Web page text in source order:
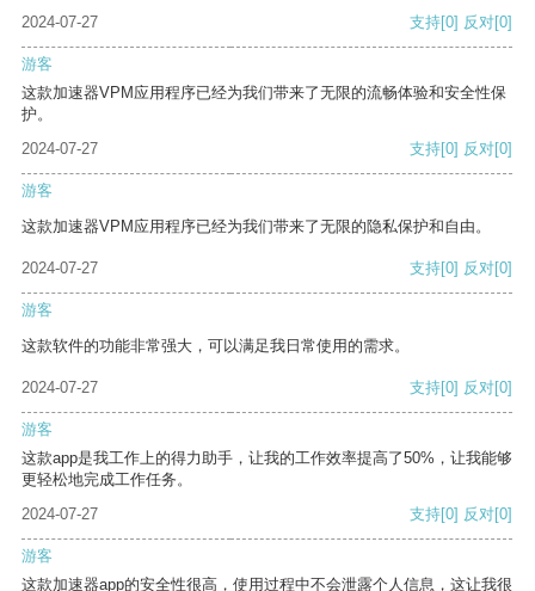
2024-07-27
支持[0] 反对[0]
游客
这款加速器VPM应用程序已经为我们带来了无限的流畅体验和安全性保
护。
2024-07-27
支持[0] 反对[0]
游客
这款加速器VPM应用程序已经为我们带来了无限的隐私保护和自由。
2024-07-27 支持[0] 反对[0]
游客
这款软件的功能非常强大，可以满足我日常使用的需求。
2024-07-27 支持[0] 反对[0]
游客
这款app是我工作上的得力助手，让我的工作效率提高了50%，让我能够
更轻松地完成工作任务。
2024-07-27
支持[0] 反对[0]
游客
这款加速器app的安全性很高，使用过程中不会泄露个人信息，这让我很